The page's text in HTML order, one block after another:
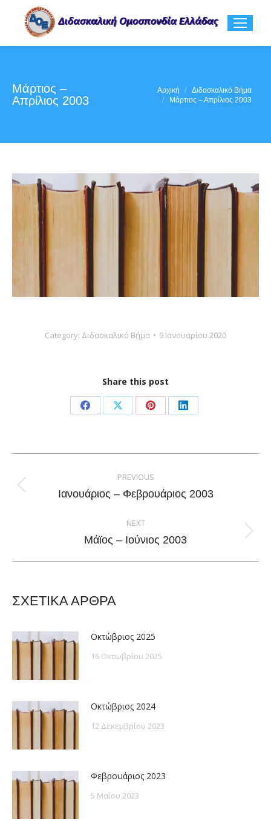
Μάρτιος –
Απρίλιος 2003
You are here:Αρχική
Διδασκαλικό Βήμα
Μάρτιος – Απρίλιος 2003
Category: Διδασκαλικό Βήμα 9 Ιανουαρίου 2020
Share this post
Share
Facebook
Share
X
Share
Pinterest
Share
LinkedIn
navigation
PREVIOUS
Previous
Ιανουάριος – Φεβρουάριος 2003
NEXT
Next
Μάϊος – Ιούνιος 2003
ΣΧΕΤΙΚΑ ΑΡΘΡΑ
Οκτώβριος 2025
16 Οκτωβρίου 2025
Οκτώβριος 2024
12 Δεκεμβρίου 2023
Φεβρουάριος 2023
5 Μαΐου 2023